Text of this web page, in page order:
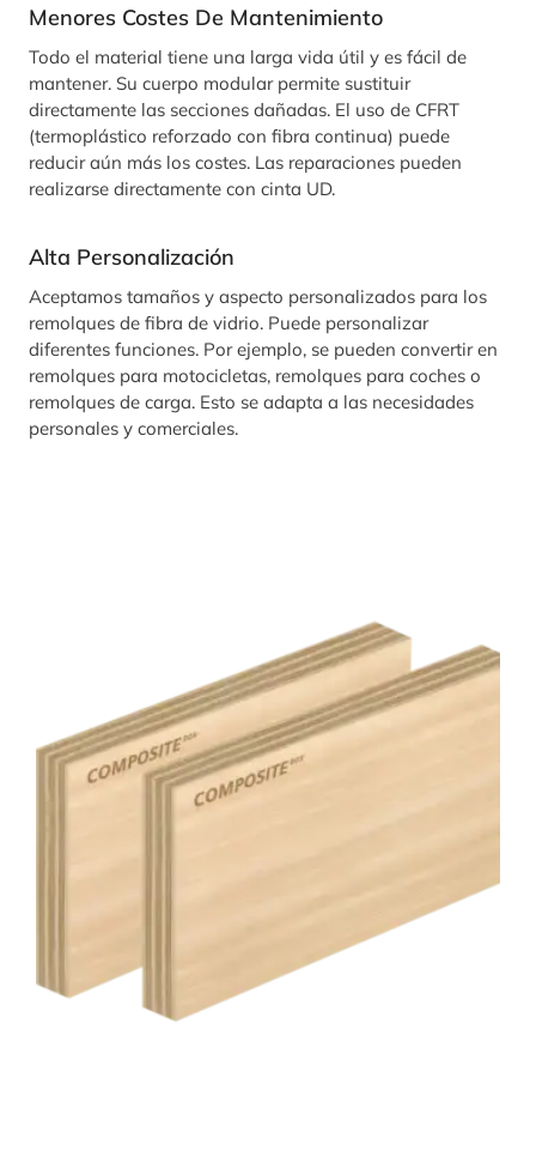
Menores Costes De Mantenimiento
Todo el material tiene una larga vida útil y es fácil de
mantener. Su cuerpo modular permite sustituir
directamente las secciones dañadas. El uso de CFRT
(termoplástico reforzado con fibra continua) puede
reducir aún más los costes. Las reparaciones pueden
realizarse directamente con cinta UD.
Alta Personalización
Aceptamos tamaños y aspecto personalizados para los
remolques de fibra de vidrio. Puede personalizar
diferentes funciones. Por ejemplo, se pueden convertir en
remolques para motocicletas, remolques para coches o
remolques de carga. Esto se adapta a las necesidades
personales y comerciales.